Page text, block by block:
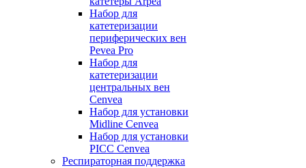
Набор для
катетеризации
периферических вен
Pevea Pro
Набор для
катетеризации
центральных вен
Cenvea
Набор для установки
Midline Cenvea
Набор для установки
PICC Cenvea
Респираторная поддержка